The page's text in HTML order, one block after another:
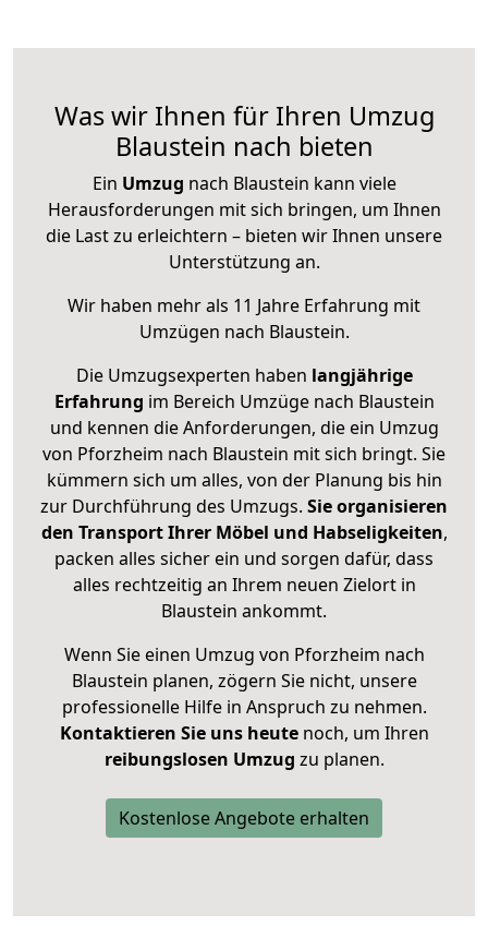
Was wir Ihnen für Ihren Umzug
Blaustein nach bieten
Ein Umzug nach Blaustein kann viele
Herausforderungen mit sich bringen, um Ihnen
die Last zu erleichtern – bieten wir Ihnen unsere
Unterstützung an.
Wir haben mehr als 11 Jahre Erfahrung mit
Umzügen nach Blaustein.
Die Umzugsexperten haben langjährige
Erfahrung im Bereich Umzüge nach Blaustein
und kennen die Anforderungen, die ein Umzug
von Pforzheim nach Blaustein mit sich bringt. Sie
kümmern sich um alles, von der Planung bis hin
zur Durchführung des Umzugs. Sie organisieren
den Transport Ihrer Möbel und Habseligkeiten,
packen alles sicher ein und sorgen dafür, dass
alles rechtzeitig an Ihrem neuen Zielort in
Blaustein ankommt.
Wenn Sie einen Umzug von Pforzheim nach
Blaustein planen, zögern Sie nicht, unsere
professionelle Hilfe in Anspruch zu nehmen.
Kontaktieren Sie uns heutenoch, um Ihren
reibungslosen Umzug zu planen.
Kostenlose Angebote erhalten